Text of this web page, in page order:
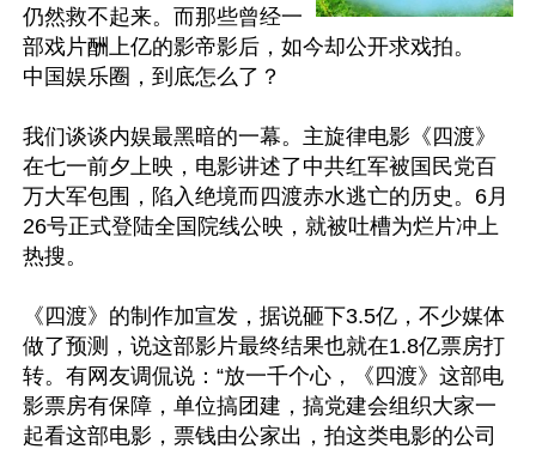
仍然救不起来。而那些曾经一
部戏片酬上亿的影帝影后，如今却公开求戏拍。
中国娱乐圈，到底怎么了？
我们谈谈内娱最黑暗的一幕。主旋律电影《四渡》
在七一前夕上映，电影讲述了中共红军被国民党百
万大军包围，陷入绝境而四渡赤水逃亡的历史。6月
26号正式登陆全国院线公映，就被吐槽为烂片冲上
热搜。
《四渡》的制作加宣发，据说砸下3.5亿，不少媒体
做了预测，说这部影片最终结果也就在1.8亿票房打
转。有网友调侃说：“放一千个心，《四渡》这部电
影票房有保障，单位搞团建，搞党建会组织大家一
起看这部电影，票钱由公家出，拍这类电影的公司